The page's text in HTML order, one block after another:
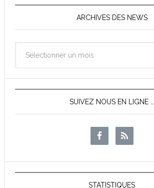
ARCHIVES DES NEWS
des
News
SUIVEZ NOUS EN LIGNE …
STATISTIQUES